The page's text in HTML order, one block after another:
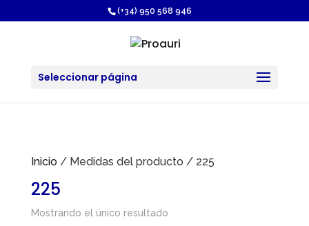
(+34) 950 568 946
Seleccionar página
Inicio/ Medidas del producto / 225
225
Mostrando el único resultado